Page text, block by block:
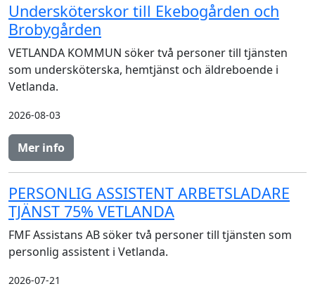
Undersköterskor till Ekebogården och
Brobygården
VETLANDA KOMMUN söker två personer till tjänsten
som undersköterska, hemtjänst och äldreboende i
Vetlanda.
2026-08-03
Mer info
PERSONLIG ASSISTENT ARBETSLADARE
TJÄNST 75% VETLANDA
FMF Assistans AB söker två personer till tjänsten som
personlig assistent i Vetlanda.
2026-07-21